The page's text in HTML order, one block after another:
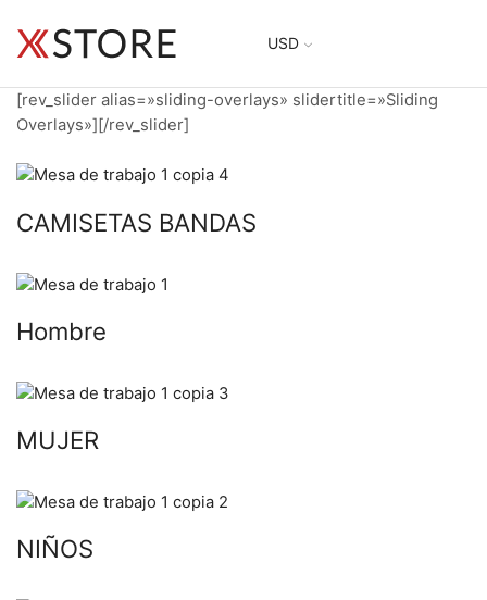
USD
[rev_slider alias=»sliding-overlays» slidertitle=»Sliding
Overlays»][/rev_slider]
CAMISETAS BANDAS
Hombre
MUJER
NIÑOS